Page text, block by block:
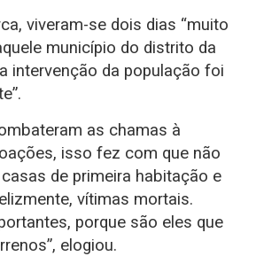
viveram-se dois dias “muito
município do distrito da
intervenção da população foi
as chamas à
isso fez com que não
de primeira habitação e
vítimas mortais.
porque são eles que
elogiou.